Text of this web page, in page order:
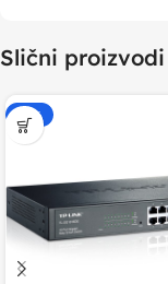
Slični proizvodi
-15%